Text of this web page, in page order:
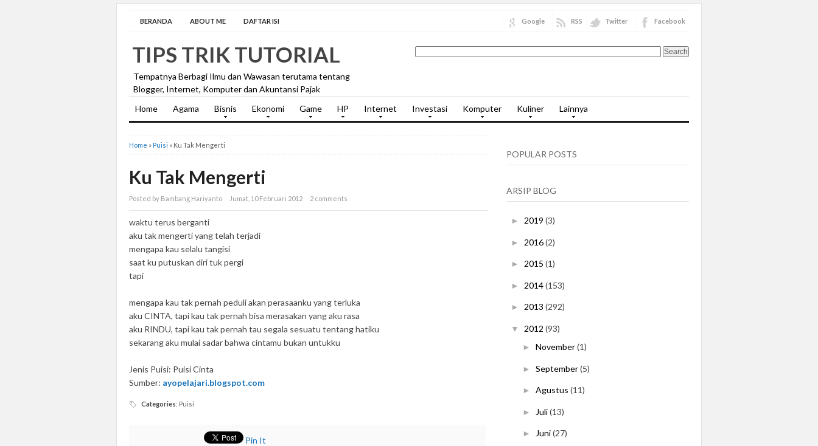
BERANDA ABOUT ME DAFTAR ISI Facebook
Twitter
RSS
Google
TIPS TRIK TUTORIAL
Tempatnya Berbagi Ilmu dan Wawasan terutama tentang
Blogger, Internet, Komputer dan Akuntansi Pajak
Home
Agama Bisnis Ekonomi Game HP Internet Investasi Komputer Kuliner Lainnya
Home » Puisi » Ku Tak Mengerti
Ku Tak Mengerti
Posted by Bambang Hariyanto Jumat, 10 Februari 2012 2 comments
waktu terus berganti
aku tak mengerti yang telah terjadi
mengapa kau selalu tangisi
saat ku putuskan diri tuk pergi
tapi
mengapa kau tak pernah peduli akan perasaanku yang terluka
aku CINTA, tapi kau tak pernah bisa merasakan yang aku rasa
aku RINDU, tapi kau tak pernah tau segala sesuatu tentang hatiku
sekarang aku mulai sadar bahwa cintamu bukan untukku
Jenis Puisi: Puisi Cinta
Sumber: ayopelajari.blogspot.com
Categories: Puisi
Pin It
POPULAR POSTS
ARSIP BLOG
► 2019 (3)
► 2016(2)
► 2015 (1)
► 2014(153)
► 2013 (292)
▼ 2012 (93)
► November(1)
► September(5)
► Agustus (11)
► Juli(13)
► Juni(27)